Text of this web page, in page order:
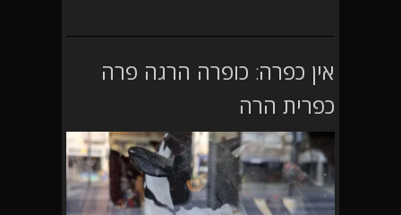
אין כפרה: כופרה הרגה פרה
כפרית הרה